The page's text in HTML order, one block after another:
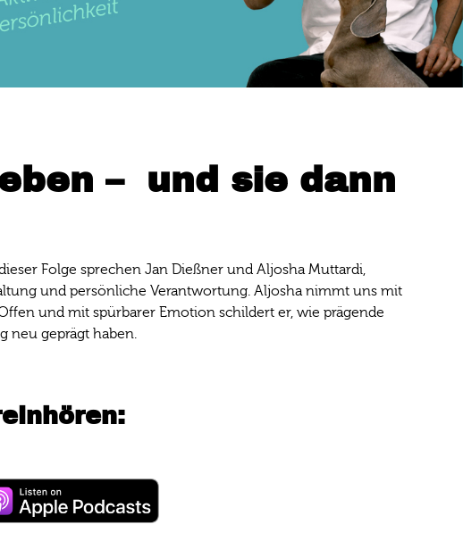
– und sie dann
Folge sprechen Jan Dießner und Aljosha Muttardi,
und persönliche Verantwortung. Aljosha nimmt uns mit
und mit spürbarer Emotion schildert er, wie prägende
neu geprägt haben.